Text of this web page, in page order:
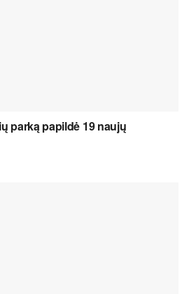
parką papildė 19 naujų